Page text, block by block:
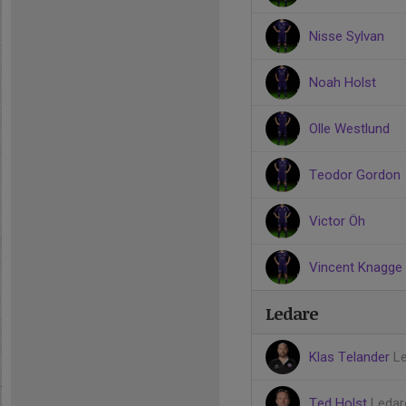
Nisse Sylvan
Noah Holst
Olle Westlund
Teodor Gordon
Victor Öh
Vincent Knagge
Ledare
Klas Telander